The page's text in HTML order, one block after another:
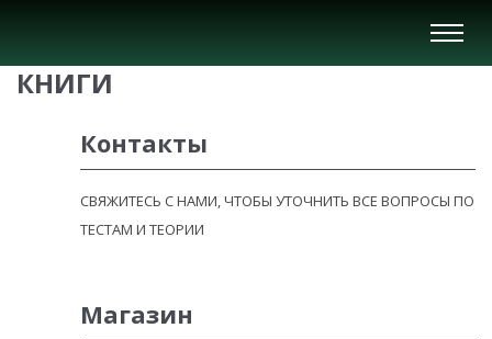
Вкл/
Выкл
КНИГИ
Контакты
СВЯЖИТЕСЬ С НАМИ, ЧТОБЫ УТОЧНИТЬ ВСЕ ВОПРОСЫ ПО
ТЕСТАМ И ТЕОРИИ
Магазин